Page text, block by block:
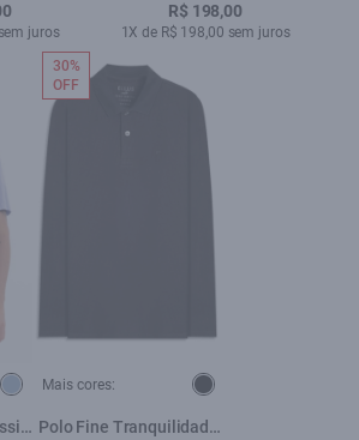
juros
R$ 198,00
1X de R$ 198,00 sem juros
Mais cores:
Polo Fine Tranquilidade
30%
OFF